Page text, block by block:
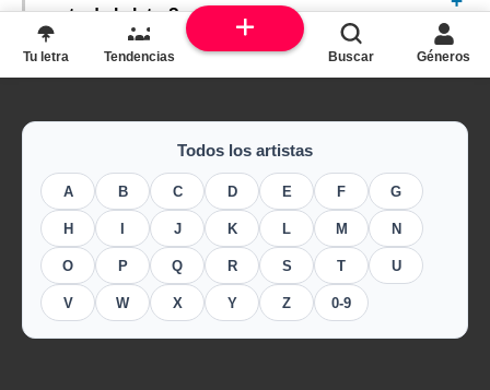
parte de la letra?
Todos los artistas
A B C D E F G
H J K L M N
O P Q R S T U
V W X Y Z 0-9
Tu letra Tendencias Buscar Géneros